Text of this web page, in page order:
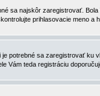
sa najskôr zaregistrovať.
prihlasovacie meno a
potrebné sa zaregistrovať
Vám teda registráciu